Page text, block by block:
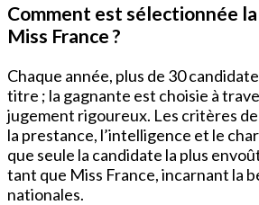
Comment est sélectionnée
Miss France ?
Chaque année, plus de 30
titre ; la gagnante est choisie à
jugement rigoureux. Les critères
la prestance, l’intelligence et le
que seule la candidate la plus
tant que Miss France, incarnant la
nationales.